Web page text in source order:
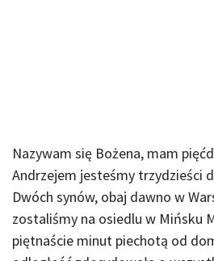
Nazywam się Bożena, mam
Andrzejem jesteśmy trzydzieści
Dwóch synów, obaj dawno w
zostaliśmy na osiedlu w Mińsku
piętnaście minut piechotą od